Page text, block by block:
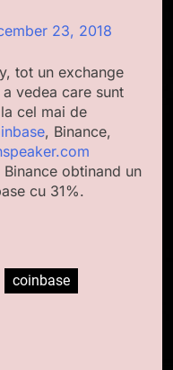
23, 2018
tot un exchange
vedea care sunt
cel mai de
, Binance,
obtinand un
cu 31%.
coinbase